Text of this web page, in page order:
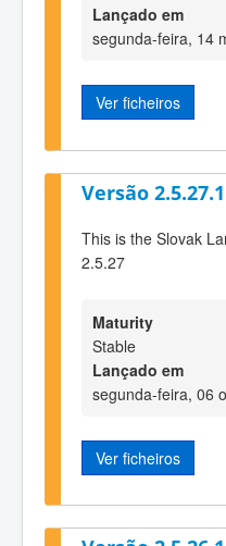
Lançado em
segunda-feira, 14
Ver ficheiros
Versão 2.5.27.1
This is the Slovak
2.5.27
Maturity
Stable
Lançado em
segunda-feira, 06
Ver ficheiros